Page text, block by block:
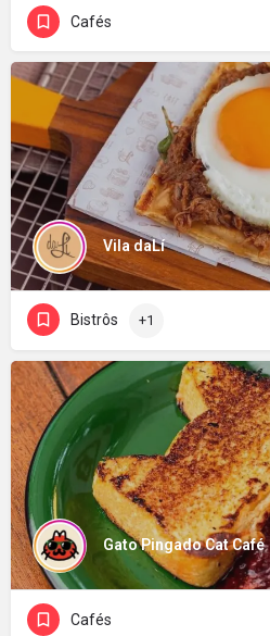
Cafés
Vila daLí
Bistrôs +1
Gato Pingado Cat Café
Cafés